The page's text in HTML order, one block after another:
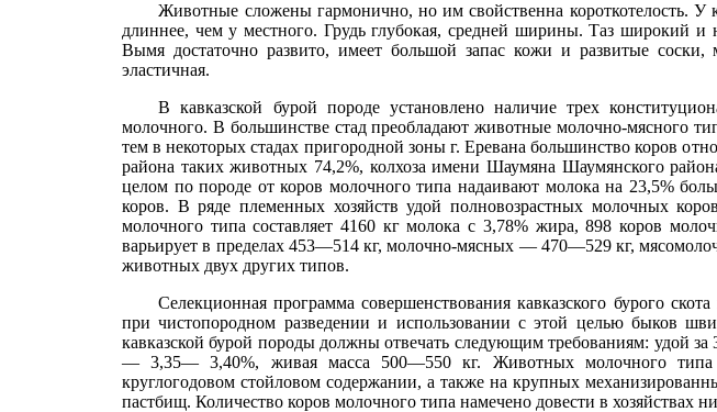
Животные сложены гармонично, но им свойственна короткотелость.
длиннее, чем у местного. Грудь глубокая, средней ширины. Таз широкий и
Вымя достаточно развито, имеет большой запас кожи и развитые
эластичная.
В кавказской бурой породе установлено наличие трех
молочного. В большинстве стад преобладают животные молочно-мясного
тем в некоторых стадах пригородной зоны г. Еревана большинство коров
района таких животных 74,2%, колхоза имени Шаумяна Шаумянского
целом по породе от коров молочного типа надаивают молока на 23,5%
коров. В ряде племенных хозяйств удой полновозрастных молочных
молочного типа составляет 4160 кг молока с 3,78% жира, 898 коров
варьирует в пределах 453—514 кг, молочно-мясных — 470—529 кг,
животных двух других типов.
Селекционная программа совершенствования кавказского бурого
при чистопородном разведении и использовании с этой целью быков
кавказской бурой породы должны отвечать следующим требованиям: удой
— 3,35— 3,40%, живая масса 500—550 кг. Животных молочного типа
круглогодовом стойловом содержании, а также на крупных
пастбищ. Количество коров молочного типа намечено довести в